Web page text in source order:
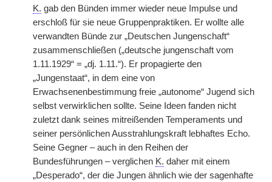
K. gab den Bünden immer wieder neue Impulse und
erschloß für sie neue Gruppenpraktiken. Er wollte alle
verwandten Bünde zur „Deutschen Jungenschaft“
zusammenschließen („deutsche jungenschaft vom
1.11.1929“ = „dj. 1.11.“). Er propagierte den
„Jungenstaat“, in dem eine von
Erwachsenenbestimmung freie „autonome“ Jugend sich
selbst verwirklichen sollte. Seine Ideen fanden nicht
zuletzt dank seines mitreißenden Temperaments und
seiner persönlichen Ausstrahlungskraft lebhaftes Echo.
Seine Gegner – auch in den Reihen der
Bundesführungen – verglichen K. daher mit einem
„Desperado“, der die Jungen ähnlich wie der sagenhafte